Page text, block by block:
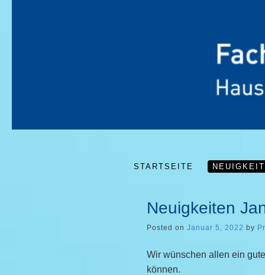
STARTSEITE
Neuigkeiten
Posted on Januar 5, 2022 by
Wir wünschen allen ein
können.